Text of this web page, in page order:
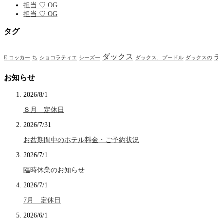
担当 ♡ OG
担当 ♡ OG
タグ
E.コッカー ち ショコラティエ シーズー ダックス ダックス、プードル ダックスの
お知らせ
2026/8/1
８月 定休日
2026/7/31
お盆期間中のホテル料金・ご予約状況
2026/7/1
臨時休業のお知らせ
2026/7/1
7月 定休日
2026/6/1